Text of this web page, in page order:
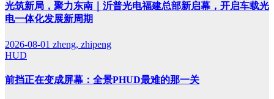
光筑新局，聚力东南｜沂普光电福建总部新启幕，开启车载光
电一体化发展新周期
2026-08-01 zheng, zhipeng
HUD
前挡正在变成屏幕：全景PHUD最难的那一关